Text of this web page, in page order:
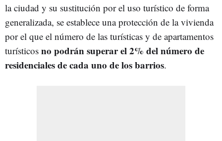
la ciudad y su sustitución por el uso turístico de forma
generalizada, se establece una protección de la vivienda
por el que el número de las turísticas y de apartamentos
turísticos no podrán superar el 2% del número de
residenciales de cada uno de los barrios.